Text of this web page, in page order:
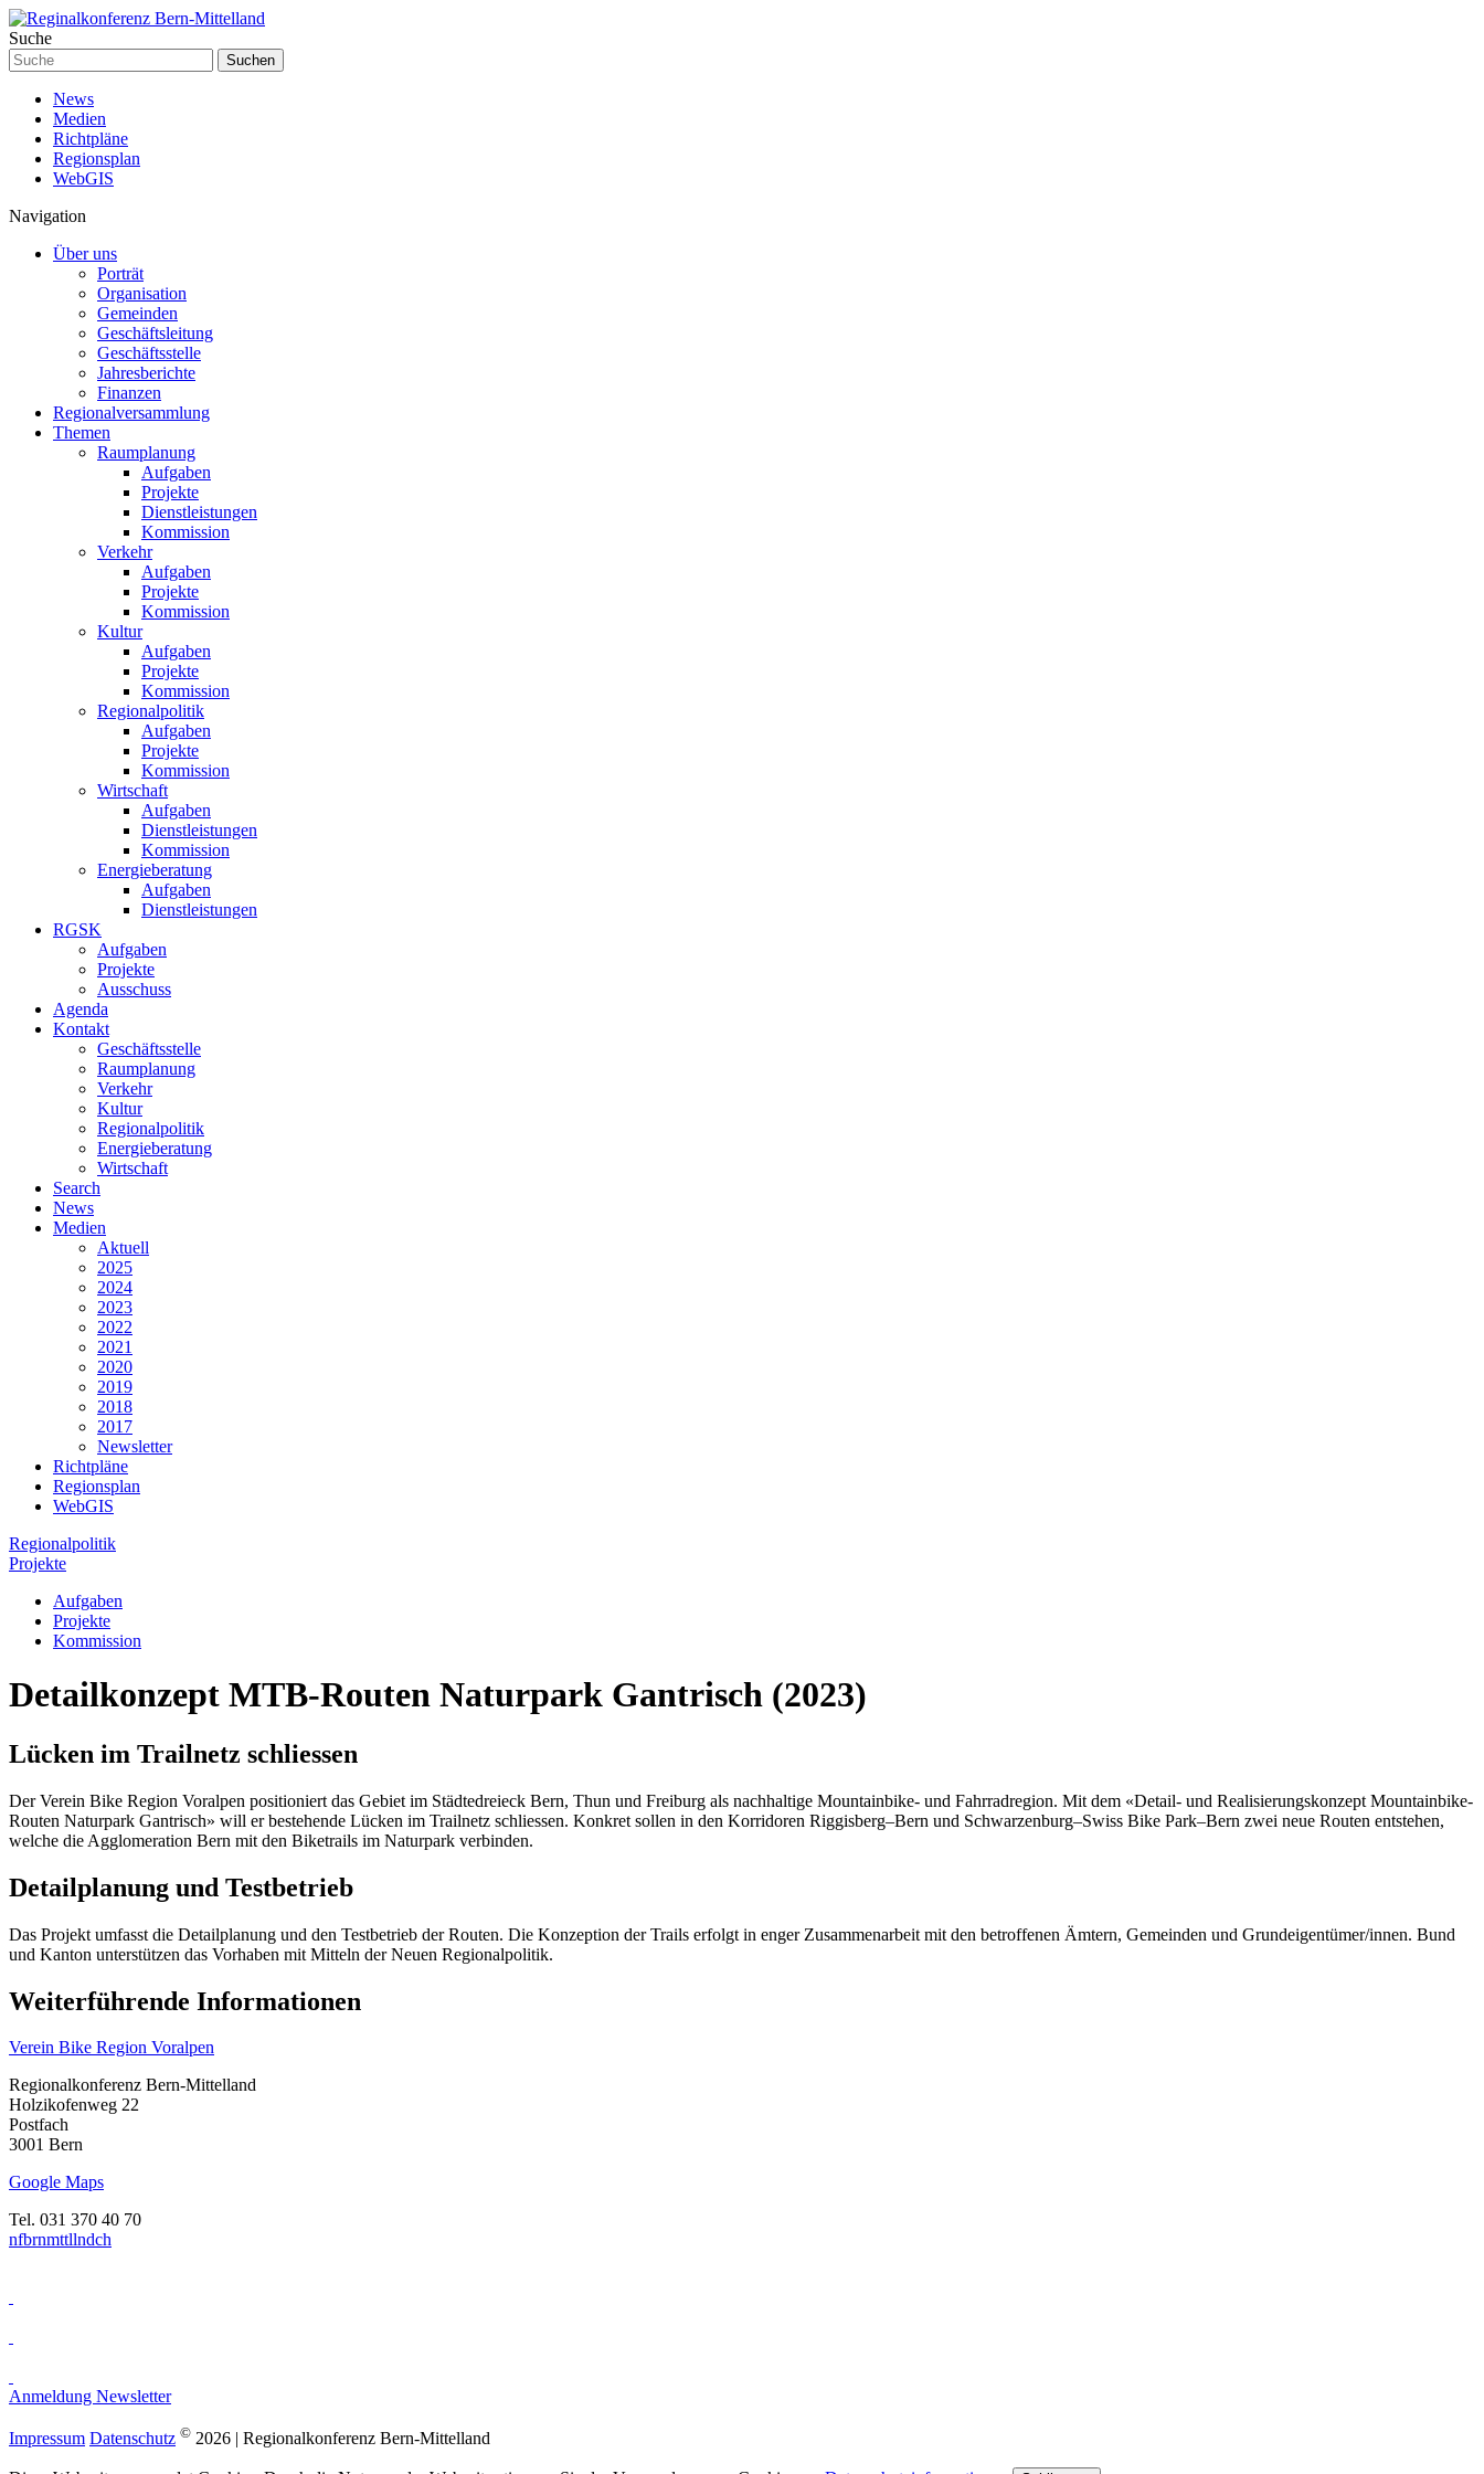
Suche
Suchen
News
Medien
Richtpläne
Regionsplan
WebGIS
Navigation
Über uns
Porträt
Organisation
Gemeinden
Geschäftsleitung
Geschäftsstelle
Jahresberichte
Finanzen
Regionalversammlung
Themen
Raumplanung
Aufgaben
Projekte
Dienstleistungen
Kommission
Verkehr
Aufgaben
Projekte
Kommission
Kultur
Aufgaben
Projekte
Kommission
Regionalpolitik
Aufgaben
Projekte
Kommission
Wirtschaft
Aufgaben
Dienstleistungen
Kommission
Energieberatung
Aufgaben
Dienstleistungen
RGSK
Aufgaben
Projekte
Ausschuss
Agenda
Kontakt
Geschäftsstelle
Raumplanung
Verkehr
Kultur
Regionalpolitik
Energieberatung
Wirtschaft
Search
News
Medien
Aktuell
2025
2024
2023
2022
2021
2020
2019
2018
2017
Newsletter
Richtpläne
Regionsplan
WebGIS
Regionalpolitik
Projekte
Aufgaben
Projekte
Kommission
Detailkonzept MTB-Routen Naturpark Gantrisch (2023)
Lücken im Trailnetz schliessen
Der Verein Bike Region Voralpen positioniert das Gebiet im Städtedreieck Bern, Thun und Freiburg als nachhaltige Mountainbike- und Fahrradregion. Mit dem «Detail- und Realisierungskonzept Mountainbike-
Routen Naturpark Gantrisch» will er bestehende Lücken im Trailnetz schliessen. Konkret sollen in den Korridoren Riggisberg–Bern und Schwarzenburg–Swiss Bike Park–Bern zwei neue Routen entstehen,
welche die Agglomeration Bern mit den Biketrails im Naturpark verbinden.
Detailplanung und Testbetrieb
Das Projekt umfasst die Detailplanung und den Testbetrieb der Routen. Die Konzeption der Trails erfolgt in enger Zusammenarbeit mit den betroffenen Ämtern, Gemeinden und Grundeigentümer/innen. Bund
und Kanton unterstützen das Vorhaben mit Mitteln der Neuen Regionalpolitik.
Weiterführende Informationen
Verein Bike Region Voralpen
Regionalkonferenz Bern-Mittelland
Holzikofenweg 22
Postfach
3001 Bern
Google Maps
Tel. 031 370 40 70
nfbrnmttllndch
Anmeldung Newsletter
Impressum Datenschutz © 2026 | Regionalkonferenz Bern-Mittelland